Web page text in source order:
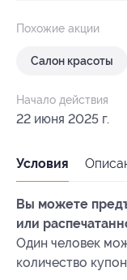
Похожие акции
Салон красоты
Начало действия
22 июня 2025 г.
Условия
Вы можете
или
Один человек
количество